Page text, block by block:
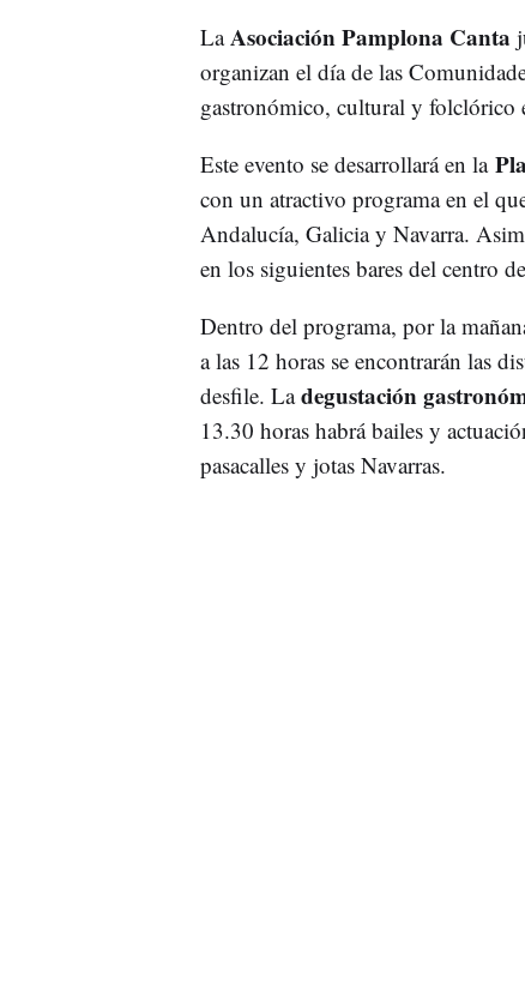
LaAsociación Pamplona Canta
organizan el día de las
gastronómico, cultural y folclórico
Este evento se desarrollará en la
con un atractivo programa en el
Andalucía, Galicia y Navarra.
en los siguientes bares del centro
Dentro del programa, por la
a las 12 horas se encontrarán las
desfile. Ladegustación
13.30 horas habrá bailes y
pasacalles y jotas Navarras.